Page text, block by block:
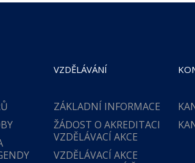
VZDĚLÁVÁNÍ
ZÁKLADNÍ INFORMACE
ŽÁDOST O AKREDITACI
VZDĚLÁVACÍ AKCE
VZDĚLÁVACÍ AKCE